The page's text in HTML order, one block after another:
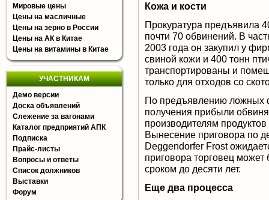
Мировые цены
Цены на масличные
Цены на зерно в России
Цены на АК в Китае
Цены на витамины в Китае
УЧАСТНИКАМ
Демо версии
Доска объявлений
Слежение за вагонами
Каталог предприятий АПК
Подписка
Прайс-листы
Вопросы и ответы
Список должников
Выставки
Форум
Кожа и кости
Прокуратура предъявила
почти 70 обвинений. В
2003 года он закупил у
свиной кожи и 400 тонн
транспортированы и
только для отходов со
По предъявлению ложных
получения прибыли
производителям
Вынесение приговора по
Deggendorfer Frost
приговора торговец
сроком до десяти лет.
Еще два процесса